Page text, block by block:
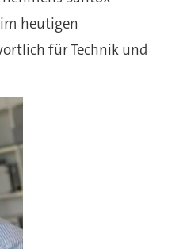
heutigen
für Technik und